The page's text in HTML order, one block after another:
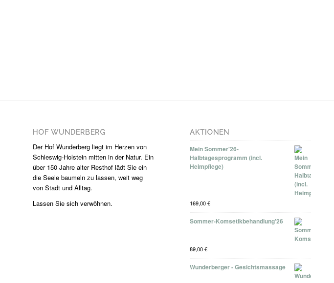
HOF WUNDERBERG
Der Hof Wunderberg liegt im Herzen von
Schleswig-Holstein mitten in der Natur. Ein
über 150 Jahre alter Resthof lädt Sie ein
die Seele baumeln zu lassen, weit weg
von Stadt und Alltag.
Lassen Sie sich verwöhnen.
AKTIONEN
Mein Sommer'26-
Halbtagesprogramm (incl.
Heimpflege)
169,00€
Sommer-Komsetikbehandlung'26
89,00€
Wunderberger - Gesichtsmassage